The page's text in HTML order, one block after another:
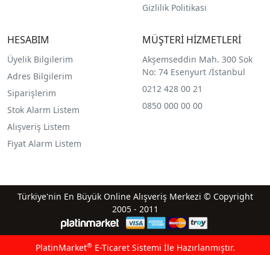
Gizlilik Politikası
HESABIM
Üyelik Bilgilerim
Adres Bilgilerim
Siparişlerim
Stok Alarm Listem
Alışveriş Listem
Fiyat Alarm Listem
MÜŞTERİ HİZMETLERİ
Akşemseddin Mah. 300 Sok
No: 74 Esenyurt /İstanbul
0212 428 00 21
0850 000 00 00
Türkiye'nin En Büyük Online Alışveriş Merkezi © Copyright
2005 - 2011
PlatinMarket®E-Ticaret Sistemi İle Hazırlanmıştır.